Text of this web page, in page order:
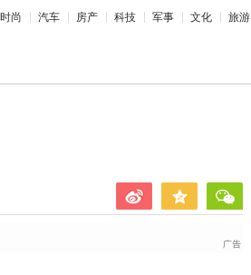
时尚 汽车 房产 科技 军事 文化 旅游